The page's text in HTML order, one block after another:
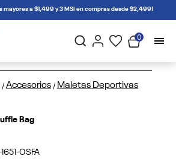
mayores a $1,499 y 3 MSI en compras desde $2,499!
0
/ Accesorios / Maletas Deportivas
Bag
OSFA